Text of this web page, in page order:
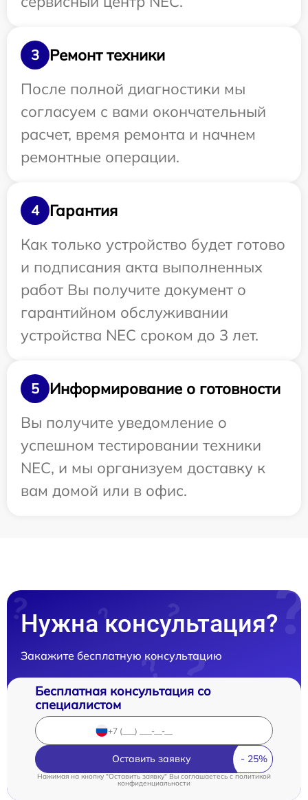
3
Ремонт техники
После полной диагностики мы
согласуем с вами окончательный
расчет, время ремонта и начнем
ремонтные операции.
4
Гарантия
Как только устройство будет готово
и подписания акта выполненных
работ Вы получите документ о
гарантийном обслуживании
устройства NEC сроком до 3 лет.
5
Информирование о готовности
Вы получите уведомление о
успешном тестировании техники
NEC, и мы организуем доставку к
вам домой или в офис.
Нужна консультация?
Закажите бесплатную консультацию
Бесплатная консультация со
специалистом
Оставить заявку
Нажимая на кнопку "Оставить заявку" Вы соглашаетесь c политикой
конфиденциальности